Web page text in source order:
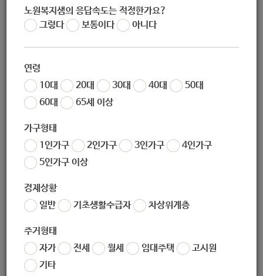
노원복지샘의 응답속도는 적정한가요?
그렇다
보통이다 아니다
연령
10대
20대 30대 40대
50대
60대
65세 이상
가구형태
1인가구
2인가구 3인가구
4인가구
5인가구 이상
경제상황
일반
기초생활수급자 차상위계층
주거형태
자가
전세 월세 임대주택
고시원
기타
작성자 노원 복지샘
작성일 2020-08-20 09:35
노원구 보건소 한시적 기간제 근로자 채용 공고
한시적 기간제 근로자 채용 계획을 아래와 같이 공고합니다.
1. 채용 분야 및 인원
채용
직종
인
원
근무지 담당 업무 근무일